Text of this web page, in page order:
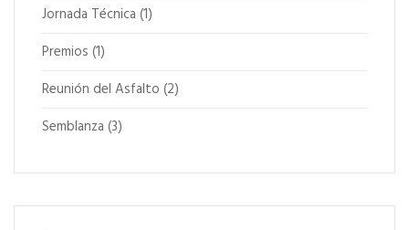
Jornada Técnica (1)
Premios (1)
Reunión del Asfalto (2)
Semblanza (3)